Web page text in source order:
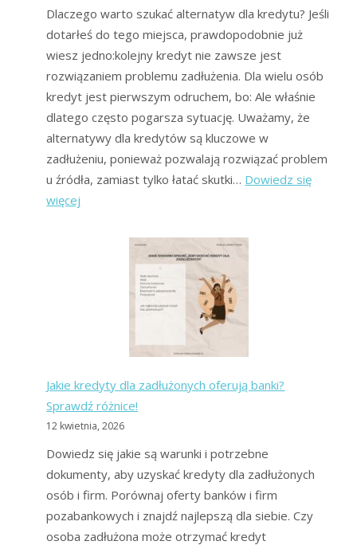
spełnić?
Dlaczego warto szukać alternatyw dla kredytu? Jeśli
dotarłeś do tego miejsca, prawdopodobnie już
wiesz jedno:kolejny kredyt nie zawsze jest
rozwiązaniem problemu zadłużenia. Dla wielu osób
kredyt jest pierwszym odruchem, bo: Ale właśnie
dlatego często pogarsza sytuację. Uważamy, że
alternatywy dla kredytów są kluczowe w
zadłużeniu, ponieważ pozwalają rozwiązać problem
u źródła, zamiast tylko łatać skutki… Dowiedz się
więcej
zadłużonych
bezpieczniejsze
wyjścia
z
długów
Jakie kredyty dla zadłużonych oferują banki?
Sprawdź różnice!
12 kwietnia, 2026
Dowiedz się jakie są warunki i potrzebne
dokumenty, aby uzyskać kredyty dla zadłużonych
osób i firm. Porównaj oferty banków i firm
pozabankowych i znajdź najlepszą dla siebie. Czy
osoba zadłużona może otrzymać kredyt